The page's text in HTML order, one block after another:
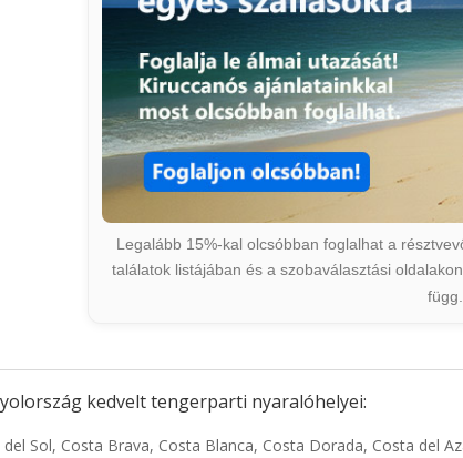
Legalább 15%-kal olcsóbban foglalhat a
találatok listájában és a szobaválasztási
függ.
kedvelt tengerparti nyaralóhelyei:
del Sol, Costa Brava, Costa Blanca, Costa Dorada, Costa del